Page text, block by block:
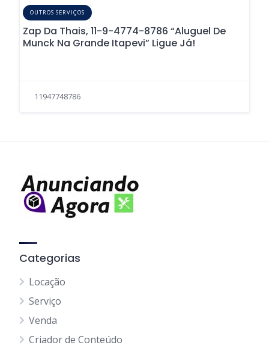
OUTROS SERVIÇOS
Zap Da Thais, 11-9-4774-8786 “Aluguel De
Munck Na Grande Itapevi” Ligue Já!
11947748786
Categorias
Locação
Serviço
Venda
Criador de Conteúdo